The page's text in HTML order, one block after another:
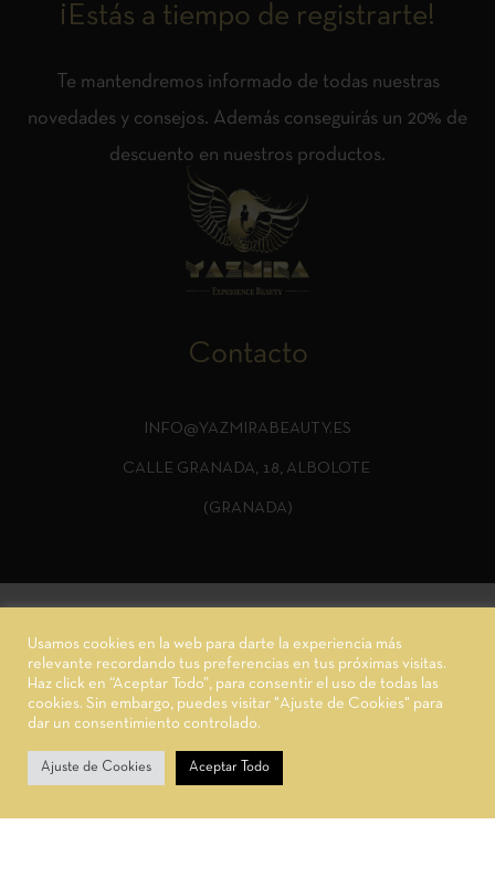
¡Estás a tiempo de registrarte!
Te mantendremos informado de todas nuestras
novedades y consejos. Además conseguirás un 20% de
descuento en nuestros productos.
Contacto
INFO@YAZMIRABEAUTY.ES
CALLE GRANADA, 18, ALBOLOTE
(GRANADA)
© 2022,Yazmira Beauty.Desarrollado por 2H Solutions®
Usamos cookies en la web para darte la experiencia más
relevante recordando tus preferencias en tus próximas visitas.
Haz click en “Aceptar Todo”, para consentir el uso de todas las
cookies. Sin embargo, puedes visitar "Ajuste de Cookies" para
dar un consentimiento controlado.
Ajuste de Cookies Aceptar Todo